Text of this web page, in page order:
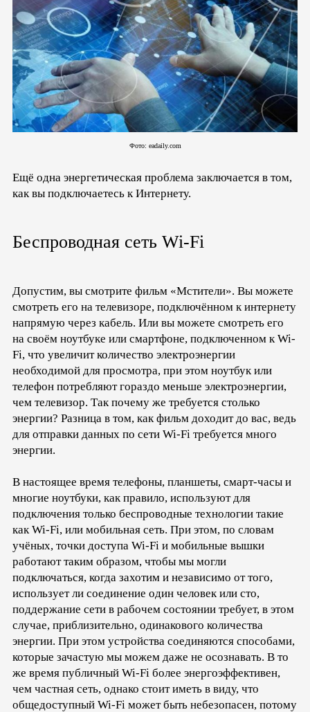
Фото: eadaily.com
Ещё одна энергетическая проблема заключается в том,
как вы подключаетесь к Интернету.
Беспроводная сеть Wi-Fi
Допустим, вы смотрите фильм «Мстители». Вы можете
смотреть его на телевизоре, подключённом к интернету
напрямую через кабель. Или вы можете смотреть его
на своём ноутбуке или смартфоне, подключенном к Wi-
Fi, что увеличит количество электроэнергии
необходимой для просмотра, при этом ноутбук или
телефон потребляют гораздо меньше электроэнергии,
чем телевизор. Так почему же требуется столько
энергии? Разница в том, как фильм доходит до вас, ведь
для отправки данных по сети Wi-Fi требуется много
энергии.
В настоящее время телефоны, планшеты, смарт-часы и
многие ноутбуки, как правило, используют для
подключения только беспроводные технологии такие
как Wi-Fi, или мобильная сеть. При этом, по словам
учёных, точки доступа Wi-Fi и мобильные вышки
работают таким образом, чтобы мы могли
подключаться, когда захотим и независимо от того,
использует ли соединение один человек или сто,
поддержание сети в рабочем состоянии требует, в этом
случае, приблизительно, одинакового количества
энергии. При этом устройства соединяются способами,
которые зачастую мы можем даже не осознавать. В то
же время публичный Wi-Fi более энергоэффективен,
чем частная сеть, однако стоит иметь в виду, что
общедоступный Wi-Fi может быть небезопасен, потому